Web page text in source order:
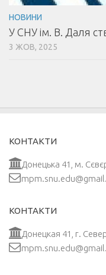
НОВИНИ
У СНУ ім. В. Даля
3 ЖОВ, 2025
КОНТАКТИ
Донецька 41, м.
КОНТАКТИ
Донецкая 41, г.